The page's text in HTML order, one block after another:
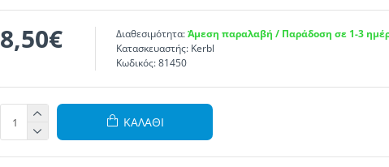
8,50€ Διαθεσιμότητα: Άμεση παραλαβή / Παράδοση σε 1-3
Κατασκευαστής: Kerbl
Κωδικός: 81450
ΚΑΛΆΘΙ